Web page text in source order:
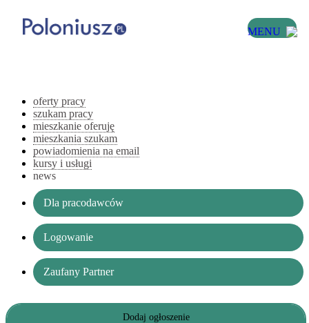
MENU
oferty pracy
szukam pracy
mieszkanie oferuję
mieszkania szukam
powiadomienia na email
kursy i usługi
news
Dla pracodawców
Logowanie
Zaufany Partner
Dodaj ogłoszenie